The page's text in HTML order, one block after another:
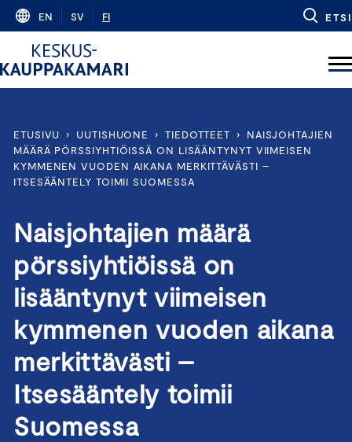
Skip
content
EN SV FI ETSI
ETUSIVU › UUTISHUONE › TIEDOTTEET ›
NAISJOHTAJIEN
MÄÄRÄ PÖRSSIYHTIÖISSÄ ON LISÄÄNTYNYT VIIMEISEN
KYMMENEN VUODEN AIKANA MERKITTÄVÄSTI –
ITSESÄÄNTELY TOIMII SUOMESSA
Naisjohtajien määrä
pörssiyhtiöissä on
lisääntynyt viimeisen
kymmenen vuoden aikana
merkittävästi –
Itsesääntely toimii
Suomessa